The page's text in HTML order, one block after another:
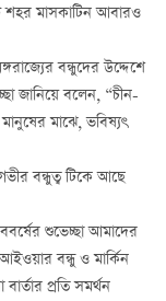
শহর মাসকাটিন আবারও
বন্ধুদের উদ্দেশে
জানিয়ে বলেন, “চীন-
মাঝে, ভবিষ্যৎ
বন্ধুত্ব টিকে আছে
শুভেচ্ছা আমাদের
বন্ধু ও মার্কিন
প্রতি সমর্থন